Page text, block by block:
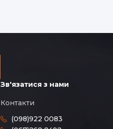
Зв'язатися з нами
Контакти
(098)922 0083